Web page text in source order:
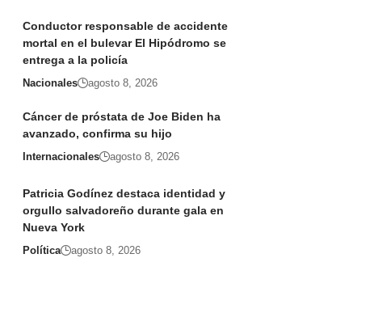
Conductor responsable de accidente
mortal en el bulevar El Hipódromo se
entrega a la policía
Nacionales agosto 8, 2026
Cáncer de próstata de Joe Biden ha
avanzado, confirma su hijo
Internacionales agosto 8, 2026
Patricia Godínez destaca identidad y
orgullo salvadoreño durante gala en
Nueva York
Política agosto 8, 2026